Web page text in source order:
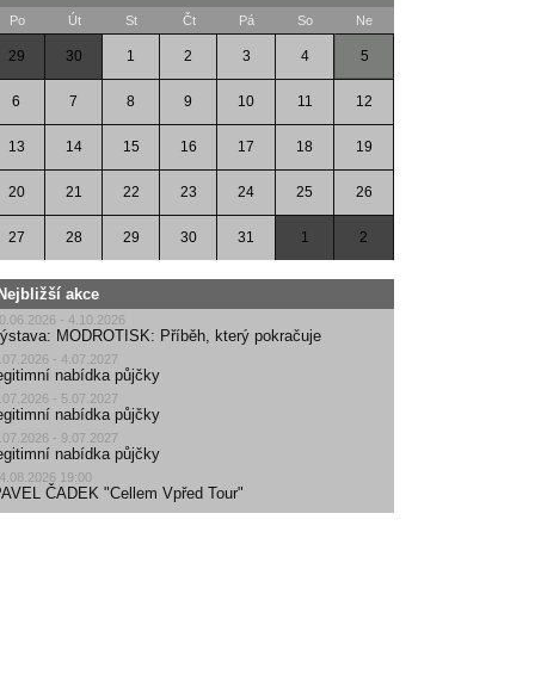
Po Út St Čt Pá So Ne
29 30 1 2 3 4 5
6 7 8 9 10 11 12
13 14 15 16 17 18 19
20 21 22 23 24 25 26
27 28 29 30 31 1 2
Nejbližší akce
- 4.10.2026
MODROTISK: Příběh, který pokračuje
- 4.07.2027
nabídka půjčky
- 5.07.2027
nabídka půjčky
- 9.07.2027
nabídka půjčky
19:00
ČADEK "Cellem Vpřed Tour"